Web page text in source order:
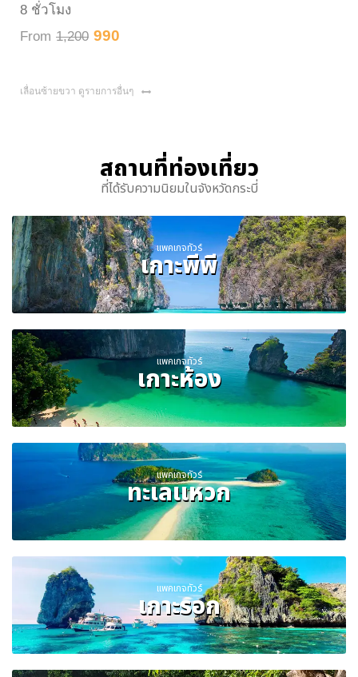
วโมง
1,200 990
เลื่อนซ้ายขวา ดูรายการอื่นๆ
สถานที่ท่องเที่ยว
ที่ได้รับความนิยมในจังหวัดกระบี่
แพคเกจทัวร์
เกาะพีพี
แพคเกจทัวร์
เกาะห้อง
แพคเกจทัวร์
ทะเลแหวก
แพคเกจทัวร์
เกาะรอก